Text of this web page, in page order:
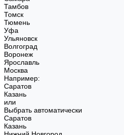
Тамбов
Томск
Тюмень
Уфа
Ульяновск
Волгоград
Воронеж
Ярославль
Москва
Например:
Саратов
Казань
или
Выбрать автоматически
Саратов
Казань